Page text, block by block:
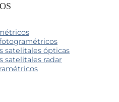
satelitales ópticas
satelitales radar